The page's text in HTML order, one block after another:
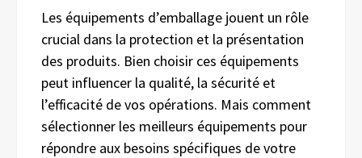
Les équipements d’emballage jouent un rôle
crucial dans la protection et la présentation
des produits. Bien choisir ces équipements
peut influencer la qualité, la sécurité et
l’efficacité de vos opérations. Mais comment
sélectionner les meilleurs équipements pour
répondre aux besoins spécifiques de votre